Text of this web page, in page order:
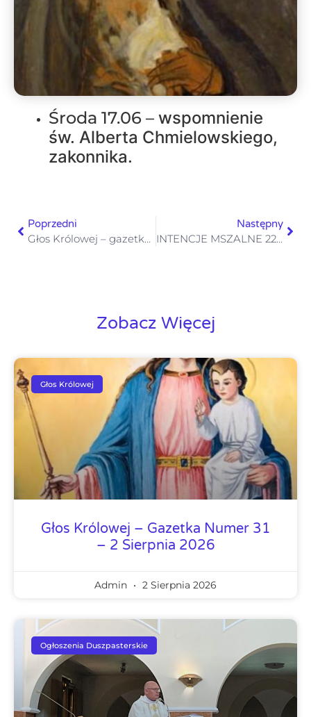
Środa 17.06 – wspomnienie
św. Alberta Chmielowskiego,
zakonnika.
Poprzedni
Głos Królowej – gazetka numer 24 – 14 czerwca 2026
Następny
INTENCJE MSZALNE 22–28.06. 2026
Zobacz Więcej
Głos Królowej
Głos Królowej – Gazetka Numer 31
– 2 Sierpnia 2026
Admin 2 Sierpnia 2026
Ogłoszenia Duszpasterskie